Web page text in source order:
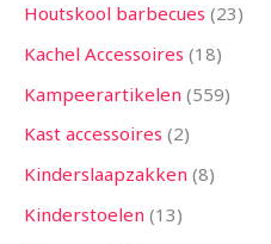
Houtskool barbecues 23
Kachel Accessoires 18
Kampeerartikelen 559
Kast accessoires 2
Kinderslaapzakken 8
Kinderstoelen 13